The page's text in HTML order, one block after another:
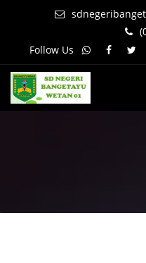
Follow Us